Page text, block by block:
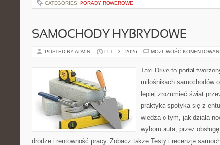
CATEGORIES: PORADY ROWEROWE
SAMOCHODY HYBRYDOWE
POSTED BY ADMIN LUT - 3 - 2026 MOŻLIWOŚĆ
Taxi Drive to portal
miłośnikach samochodów
lepiej zrozumieć świat
praktyka spotyka się z
wiedzą o tym, jak działa
wyboru auta, przez
drodze i rentowność pracy. Zobacz także Testy i recenzje